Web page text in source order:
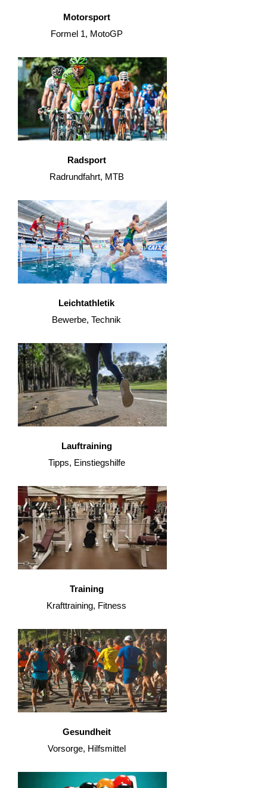
Motorsport
Formel 1, MotoGP
Radsport
Radrundfahrt, MTB
Leichtathletik
Bewerbe, Technik
Lauftraining
Tipps, Einstiegshilfe
Training
Krafttraining, Fitness
Gesundheit
Vorsorge, Hilfsmittel